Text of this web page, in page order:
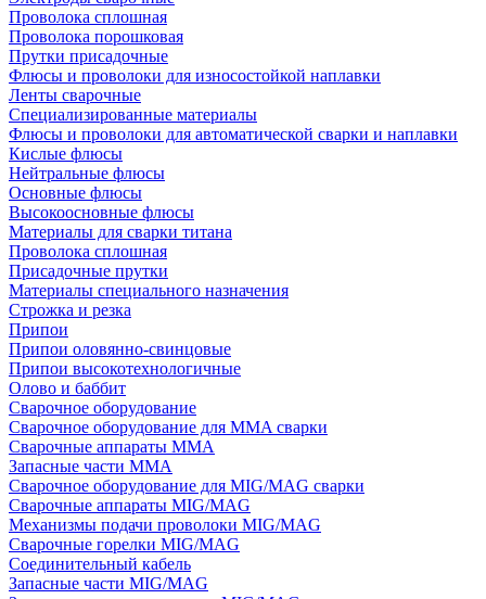
Проволока сплошная
Проволока порошковая
Прутки присадочные
Флюсы и проволоки для износостойкой наплавки
Ленты сварочные
Специализированные материалы
Флюсы и проволоки для автоматической сварки и наплавки
Кислые флюсы
Нейтральные флюсы
Основные флюсы
Высокоосновные флюсы
Материалы для сварки титана
Проволока сплошная
Присадочные прутки
Материалы специального назначения
Строжка и резка
Припои
Припои оловянно-свинцовые
Припои высокотехнологичные
Олово и баббит
Сварочное оборудование
Сварочное оборудование для MMA сварки
Сварочные аппараты MMA
Запасные части MMA
Сварочное оборудование для MIG/MAG сварки
Сварочные аппараты MIG/MAG
Механизмы подачи проволоки MIG/MAG
Сварочные горелки MIG/MAG
Соединительный кабель
Запасные части MIG/MAG